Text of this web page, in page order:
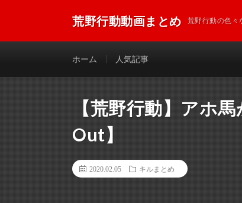
荒野行動動画まとめ 荒野行動の色々
ホーム 人気記事
【荒野行動】アホ
Out】
2020.02.05 キルまとめ